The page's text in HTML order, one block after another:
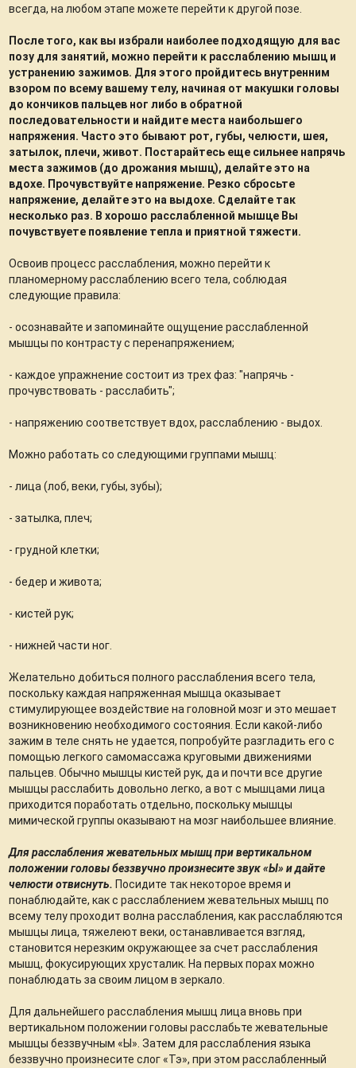
всегда, на любом этапе можете перейти к другой позе.
После того, как вы избрали наиболее подходящую для вас
позу для занятий, можно перейти к расслаблению мышц и
устранению зажимов. Для этого пройдитесь внутренним
взором по всему вашему телу, начиная от макушки головы
до кончиков пальцев ног либо в обратной
последовательности и найдите места наибольшего
напряжения. Часто это бывают рот, губы, челюсти, шея,
затылок, плечи, живот. Постарайтесь еще сильнее напрячь
места зажимов (до дрожания мышц), делайте это на
вдохе. Прочувствуйте напряжение. Резко сбросьте
напряжение, делайте это на выдохе. Сделайте так
несколько раз. В хорошо расслабленной мышце Вы
почувствуете появление тепла и приятной тяжести.
Освоив процесс расслабления, можно перейти к
планомерному расслаблению всего тела, соблюдая
следующие правила:
- осознавайте и запоминайте ощущение расслабленной
мышцы по контрасту с перенапряжением;
- каждое упражнение состоит из трех фаз: "напрячь -
прочувствовать - расслабить";
- напряжению соответствует вдох, расслаблению - выдох.
Можно работать со следующими группами мышц:
- лица (лоб, веки, губы, зубы);
- затылка, плеч;
- грудной клетки;
- бедер и живота;
- кистей рук;
- нижней части ног.
Желательно добиться полного расслабления всего тела,
поскольку каждая напряженная мышца оказывает
стимулирующее воздействие на головной мозг и это мешает
возникновению необходимого состояния. Если какой-либо
зажим в теле снять не удается, попробуйте разгладить его с
помощью легкого самомассажа круговыми движениями
пальцев. Обычно мышцы кистей рук, да и почти все другие
мышцы расслабить довольно легко, а вот с мышцами лица
приходится поработать отдельно, поскольку мышцы
мимической группы оказывают на мозг наибольшее влияние.
Для расслабления жевательных мышц при вертикальном
положении головы беззвучно произнесите звук «Ы» и дайте
челюсти отвиснуть. Посидите так некоторое время и
понаблюдайте, как с расслаблением жевательных мышц по
всему телу проходит волна расслабления, как расслабляются
мышцы лица, тяжелеют веки, останавливается взгляд,
становится нерезким окружающее за счет расслабления
мышц, фокусирующих хрусталик. На первых порах можно
понаблюдать за своим лицом в зеркало.
Для дальнейшего расслабления мышц лица вновь при
вертикальном положении головы расслабьте жевательные
мышцы беззвучным «Ы». Затем для расслабления языка
беззвучно произнесите слог «Тэ», при этом расслабленный